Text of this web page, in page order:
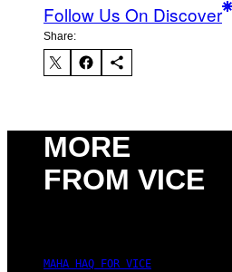
Follow Us On Discover
Share:
MORE
FROM VICE
MAHA HAQ FOR VICE